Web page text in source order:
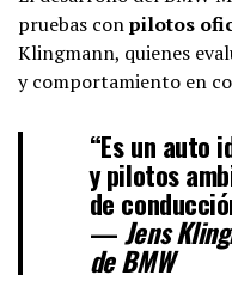
pruebas conpilotos
Klingmann, quienes
y comportamiento en
“Es un auto
y pilotos
de
— Jens
de BMW